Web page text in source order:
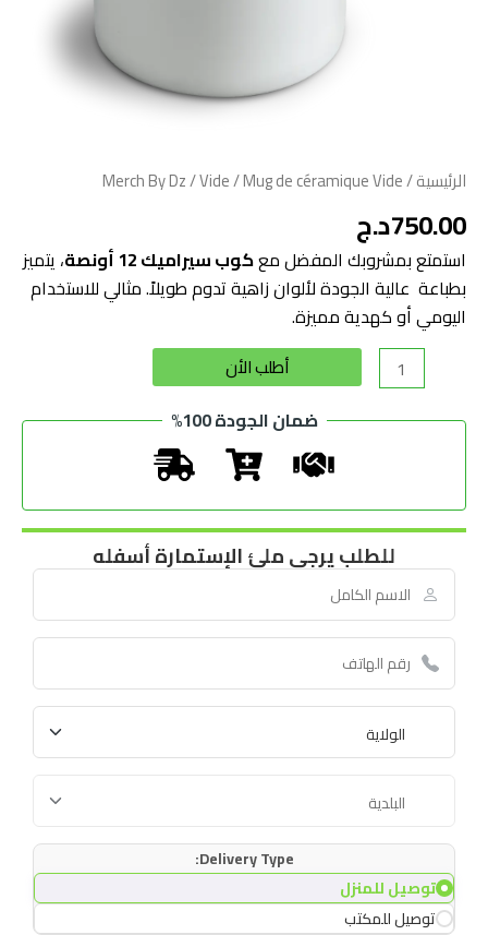
الرئيسية/
Merch By Dz/Vide/ Mug de céramique Vide
750.00د.ج
استمتع بمشروبك المفضل معكوب سيراميك 12 أونصة
، يتميز
بطباعة عالية الجودة لألوان زاهية تدوم طويلاً. مثالي للاستخدام
اليومي أو كهدية مميزة.
أطلب الأن
ضمان الجودة 100%
للطلب يرجى ملئ الإستمارة أسفله
Delivery Type:
توصيل للمنزل
توصيل للمكتب